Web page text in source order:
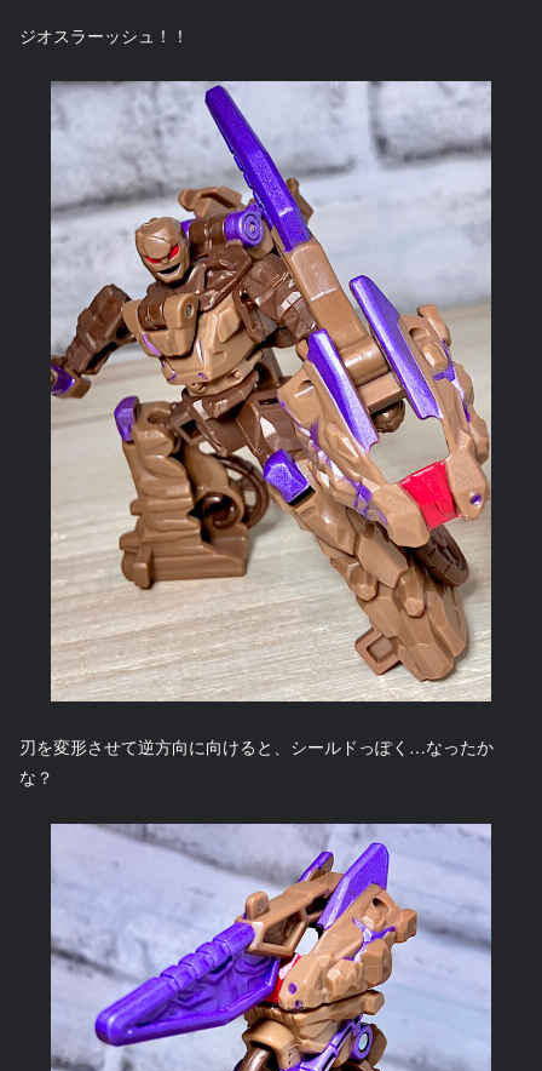
ジオスラーッシュ！！
刃を変形させて逆方向に向けると、シールドっぽく…なったか
な？